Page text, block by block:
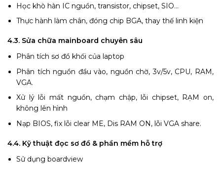
Học khò hàn IC nguồn, transistor, chipset, SIO...
Thực hành làm chân, đóng chip BGA, thay thế linh kiện
4.3. Sửa chữa mainboard chuyên sâu
Phân tích sơ đồ khối của laptop
Phân tích nguồn đầu vào, nguồn chờ, 3v/5v, CPU, RAM,
VGA.
Xử lý lỗi mất nguồn, chạm chập, lỗi chipset, RẠM on,
không lên hình
Nạp BIOS, fix lỗi clear ME, Dis RAM ON, lỗi VGA share.
4.4. Kỹ thuật đọc sơ đồ & phần mềm hỗ trợ
Sử dụng boardview